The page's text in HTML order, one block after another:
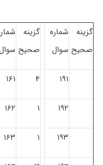
گزینه
صحیح
شماره
سوال
گزینه
صحیح
۱۹۱ ۴ ۱۶۱
۱۹۲ ۱ ۱۶۲
۱۹۳ ۱ ۱۶۳